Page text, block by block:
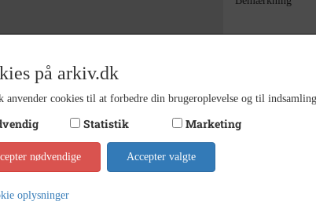
på arkiv.dk
anvender cookies til at forbedre din brugeroplevelse og til
Statistik Marketing
nødvendige Accepter valgte
oplysninger